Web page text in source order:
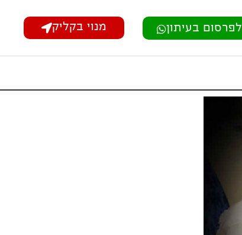
לפרסום בעיתון מנוי בקליק